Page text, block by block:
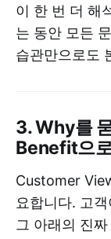
이 한 번 더 해
는 동안 모든
습관만으로도
3. Why를
Benefit으
Customer
요합니다. 고
그 아래의 진